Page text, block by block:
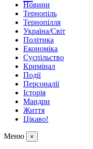
Новини
Тернопіль
Тернопілля
Україна/Світ
Політика
Економіка
Суспільство
Кримінал
Події
Персоналії
Історія
Мандри
Життя
Цікаво!
Меню ×